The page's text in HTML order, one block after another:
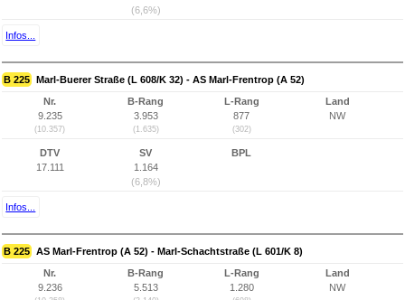
(6,6%)
Infos...
B 225 Marl-Buerer Straße (L 608/K 32) - AS Marl-Frentrop (A 52)
Nr.
9.235
(10.357)
B-Rang
3.953
(1.635)
L-Rang
877
(302)
Land
NW
DTV
17.111
SV
1.164
(6,8%)
BPL
Infos...
B 225 AS Marl-Frentrop (A 52) - Marl-Schachtstraße (L 601/K 8)
Nr.
9.236
B-Rang
5.513
L-Rang
1.280
Land
NW